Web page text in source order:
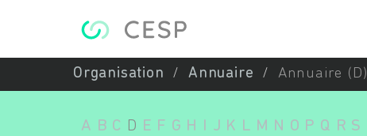
Organisation Annuaire Annuaire (D)
A B C D E F G H J K L M N O P Q R S